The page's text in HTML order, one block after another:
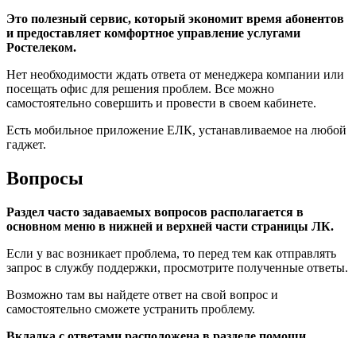
Это полезный сервис, который экономит время абонентов
и предоставляет комфортное управление услугами
Ростелеком.
Нет необходимости ждать ответа от менеджера компании или
посещать офис для решения проблем. Все можно
самостоятельно совершить и провести в своем кабинете.
Есть мобильное приложение ЕЛК, устанавливаемое на любой
гаджет.
Вопросы
Раздел часто задаваемых вопросов располагается в
основном меню в нижней и верхней части страницы ЛК.
Если у вас возникает проблема, то перед тем как отправлять
запрос в службу поддержки, просмотрите полученные ответы.
Возможно там вы найдете ответ на свой вопрос и
самостоятельно сможете устранить проблему.